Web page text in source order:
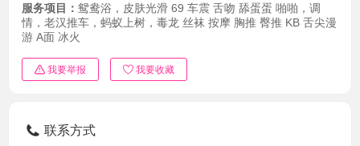
服务项目： 鸳鸯浴，皮肤光滑 69 车震 舌吻 舔蛋蛋 啪啪，调
情，老汉推车，蚂蚁上树，毒龙 丝袜 按摩 胸推 臀推 KB 舌尖漫
游 A面 冰火
我要举报 我要收藏
联系方式